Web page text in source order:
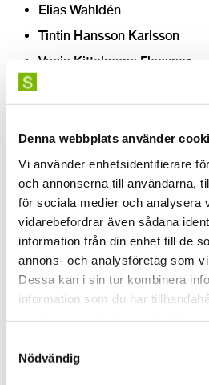
Denna webbplats använder
Vi använder enhetsidentifierare
och annonserna till användarna,
för sociala medier och analysera
vidarebefordrar även sådana
information från din enhet till de
annons- och analysföretag som
Dessa kan i sin tur kombinera
information som du har
Nödvändig
Elias Wahldén
Tintin Hansson Karlsson
Vanja Kittelmann Flensner
FörlagColombine Teaterförlag
Regi Pontus Plænge
Scenografi och kostymAnna
MaskAnnika Öhlund
LjusMikael Söderstjerna
Tekniker (ljud, ljus, rekvisita)
Röst och tal Anita Heikkilä
Sång Viktoria Johansson
Rörelse och dansJenny Öhlund
Affisch-illustration